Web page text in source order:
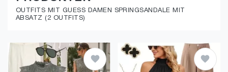
OUTFITS MIT GUESS DAMEN SPRINGSANDALE MIT
ABSATZ (2 OUTFITS)